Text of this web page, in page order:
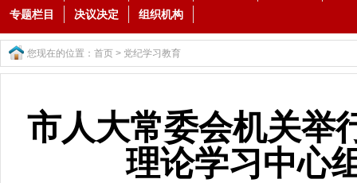
专题栏目
决议决定 组织机构
您现在的位置： 首页 > 党纪学习教育
市人大常委会机关举
理论学习中心